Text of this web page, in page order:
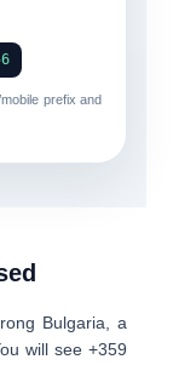
prefix and
Bulgaria , a
will see +359